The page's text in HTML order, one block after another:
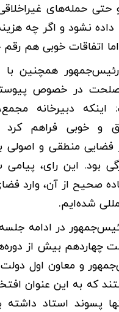
حتی حمله‌های
نشود و اگر چه
اما اتفاقات خوبی هم
همچنین با
در خصوص
اینکه دبیرخانه
و خوبی فراهم
منطقی و اصولی
بود. این رای،
صحیح از آن،‌ وارد
شده‌ایم.
در ادامه
چهاردهم بیش از
و معاون اول دولت
که به این عنوان
‌پسوند استاد داشته